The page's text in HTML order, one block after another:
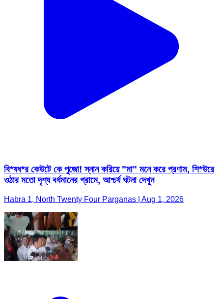
বি*ষধ*র কেউটে কে পুজো! স্নান করিয়ে "মা" মনে করে প্রণাম, শি*উরে
ওঠার মতো দৃশ্য বর্ধমানের গ্রামে, আশ্চর্য ঘটনা দেখুন
Habra 1, North Twenty Four Parganas | Aug 1, 2026